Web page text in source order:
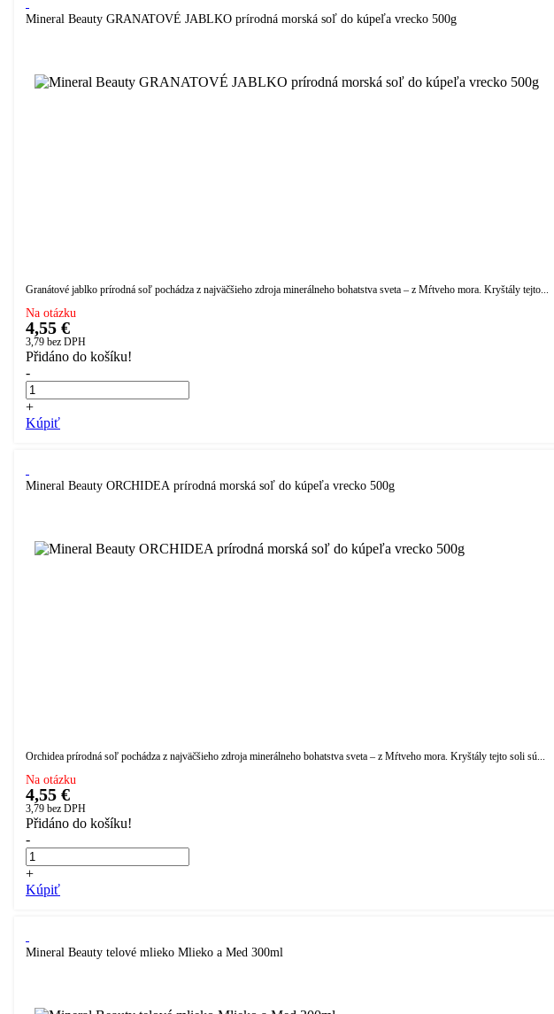
Mineral Beauty GRANATOVÉ JABLKO prírodná morská soľ do kúpeľa vrecko 500g
Granátové jablko prírodná soľ pochádza z najväčšieho zdroja minerálneho bohatstva sveta – z Mŕtveho mora. Kryštály tejto...
Na otázku
4,55 €
3,79 bez DPH
Přidáno do košíku!
-
+
Kúpiť
Mineral Beauty ORCHIDEA prírodná morská soľ do kúpeľa vrecko 500g
Orchidea prírodná soľ pochádza z najväčšieho zdroja minerálneho bohatstva sveta – z Mŕtveho mora. Kryštály tejto soli sú...
Na otázku
4,55 €
3,79 bez DPH
Přidáno do košíku!
-
+
Kúpiť
Mineral Beauty telové mlieko Mlieko a Med 300ml